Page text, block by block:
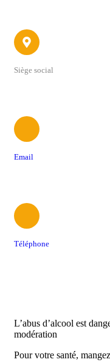
Siège social
Email
Téléphone
L’abus d’alcool est
modération
Pour votre santé,